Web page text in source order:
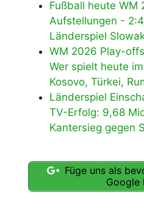
Fußball heute WM
Aufstellungen -
Länderspiel
WM 2026 Play-
Wer spielt heute
Kosovo, Türkei,
Länderspiel
TV-Erfolg: 9,68
Kantersieg gegen
Füge uns als
Google